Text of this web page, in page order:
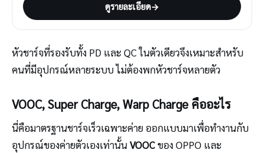
ดูรายละเอียด→
หัวชาร์จที่รองรับทั้ง PD และ QC ในตัวเดียวจึงเหมาะสำหรับ
คนที่มีอุปกรณ์หลายระบบ ไม่ต้องพกหัวชาร์จหลายตัว
VOOC, Super Charge, Warp Charge คืออะไร
นี่คือมาตรฐานชาร์จเร็วเฉพาะค่าย ออกแบบมาเพื่อทำงานกับ
อุปกรณ์ของค่ายตัวเองเท่านั้นVOOCของ OPPO และ